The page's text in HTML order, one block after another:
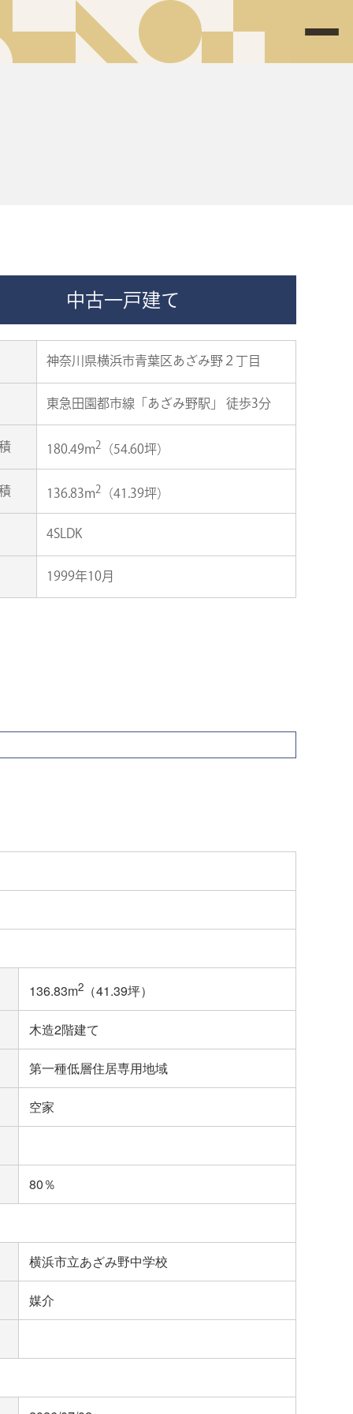
中古一戸建て
神奈川県横浜市青葉区あざみ野２丁目
東急田園都市線「あざみ野駅」 徒歩3分
180.49m2 （54.60坪）
136.83m2 （41.39坪）
4SLDK
1999年10月
136.83m2（41.39坪）
木造2階建て
第一種低層住居専用地域
空家
80％
横浜市立あざみ野中学校
媒介